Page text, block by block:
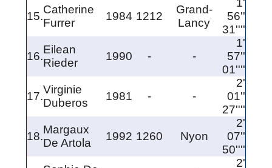
15.
Catherine
Furrer
1984 1212
Grand-
Lancy
1'
56''
31''''
16.
Eilean
Rieder
1990 - -
1'
57''
01''''
17.
Virginie
Duberos
1981 - -
2'
01''
27''''
18.
Margaux
De Artola
1992 1260 Nyon
2'
07''
50''''
2'